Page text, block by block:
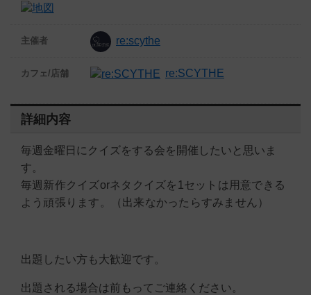
主催者 re:scythe
カフェ/店舗 re:SCYTHE
詳細内容
毎週金曜日にクイズをする会を開催したいと思いま
す。
毎週新作クイズorネタクイズを1セットは用意できる
よう頑張ります。（出来なかったらすみません）
出題したい方も大歓迎です。
出題される場合は前もってご連絡ください。